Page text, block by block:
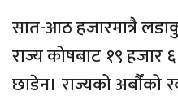
सात-आठ हजारमात्रै
राज्य कोषबाट १९
छाडेन। राज्यको